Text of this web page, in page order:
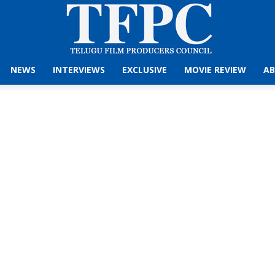
NEWS INTERVIEWS EXCLUSIVE MOVIE REVIEW